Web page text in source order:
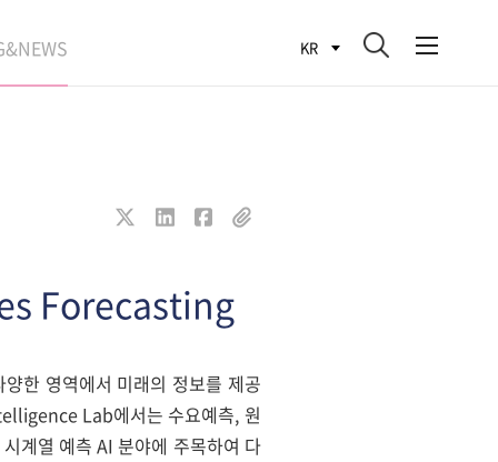
KR
Forecasting
한 영역에서 미래의 정보를 제공
Lab에서는 수요예측, 원
계열 예측 AI 분야에 주목하여 다